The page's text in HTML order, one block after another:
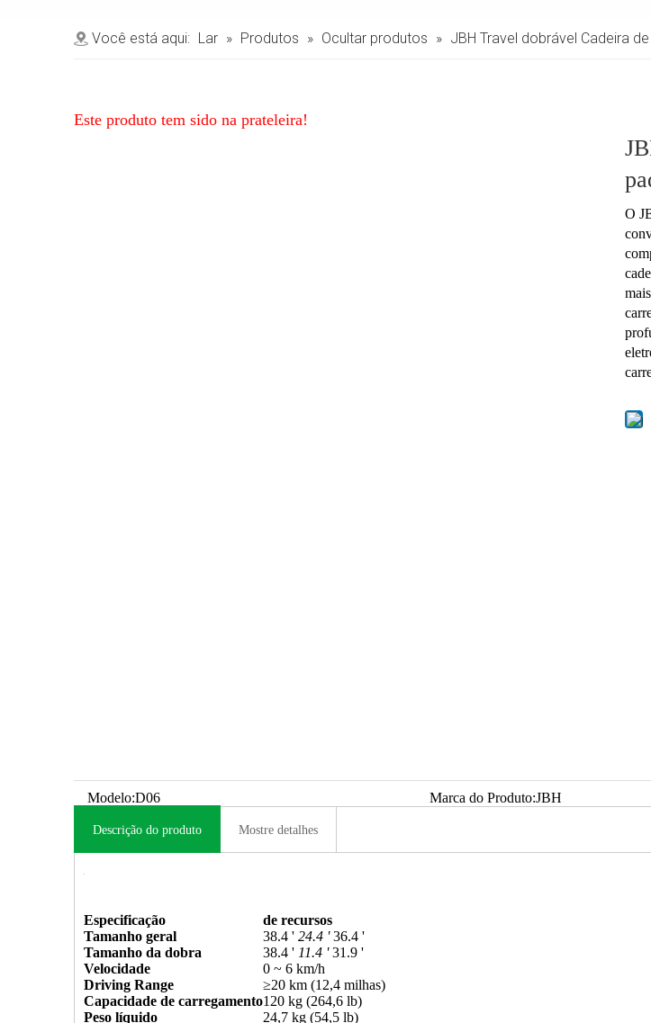
Você está aqui: Lar » Produtos » Ocultar produtos » JBH Travel dobrável Cadeira
Este produto tem sido na prateleira!
O
Modelo:D06 Marca do Produto:JBH
Descrição do produto Mostre detalhes
Especificação
de recursos
Tamanho geral
38.4 ' 24.4 '36.4 '
Tamanho da dobra
38.4 ' 11.4 '31.9 '
Velocidade
0 ~ 6 km/h
Driving Range
≥20 km (12,4 milhas)
Capacidade de carregamento120 kg (264,6 lb)
Peso líquido
24,7 kg (54,5 lb)